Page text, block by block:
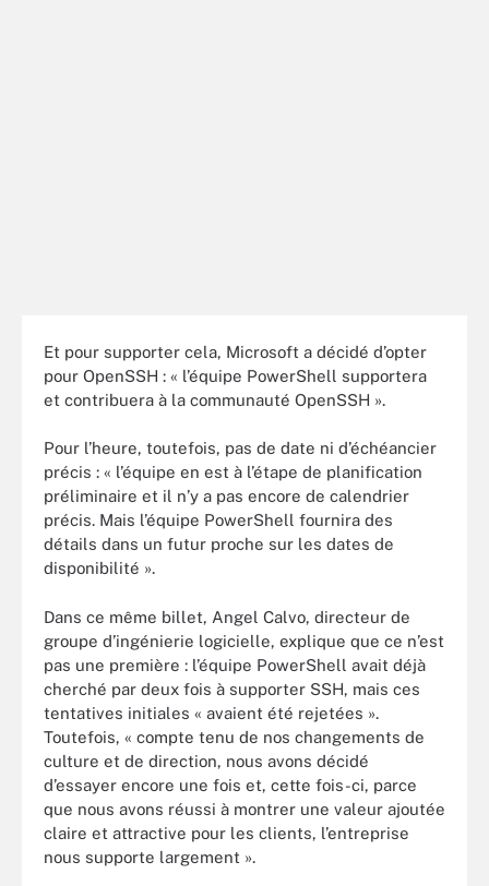
Et pour supporter cela, Microsoft a décidé d’opter
pour OpenSSH : « l’équipe PowerShell supportera
et contribuera à la communauté OpenSSH ».
Pour l’heure, toutefois, pas de date ni d’échéancier
précis : « l’équipe en est à l’étape de planification
préliminaire et il n’y a pas encore de calendrier
précis. Mais l’équipe PowerShell fournira des
détails dans un futur proche sur les dates de
disponibilité ».
Dans ce même billet, Angel Calvo, directeur de
groupe d’ingénierie logicielle, explique que ce n’est
pas une première : l’équipe PowerShell avait déjà
cherché par deux fois à supporter SSH, mais ces
tentatives initiales « avaient été rejetées ».
Toutefois, « compte tenu de nos changements de
culture et de direction, nous avons décidé
d’essayer encore une fois et, cette fois-ci, parce
que nous avons réussi à montrer une valeur ajoutée
claire et attractive pour les clients, l’entreprise
nous supporte largement ».